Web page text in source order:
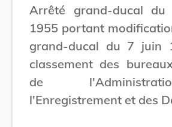
Arrêté grand-ducal du
1955 portant
grand-ducal du 7 juin
classement des
de
l'Enregistrement et des